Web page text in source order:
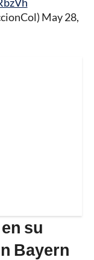
May 28,
su
Bayern